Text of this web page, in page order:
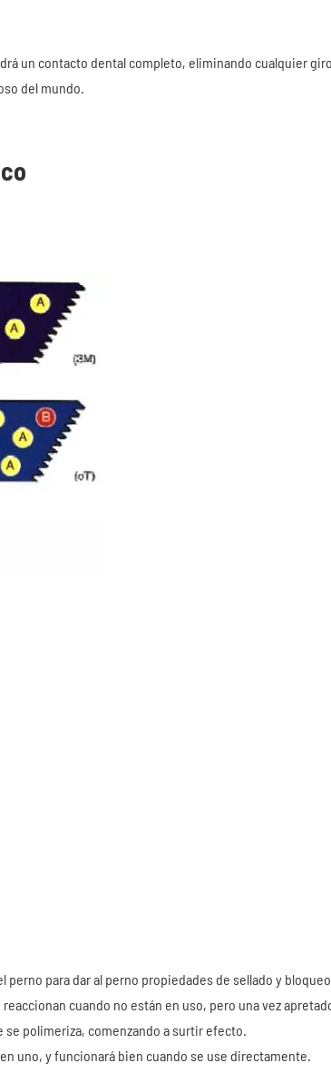
un contacto dental completo, eliminando cualquier
del mundo.
para dar al perno propiedades de sellado y
cuando no están en uso, pero una vez
polimeriza, comenzando a surtir efecto.
uno, y funcionará bien cuando se use directamente.